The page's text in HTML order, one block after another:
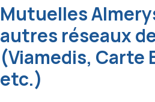
Mutuelles
autres réseaux
(Viamedis, Carte
etc.)